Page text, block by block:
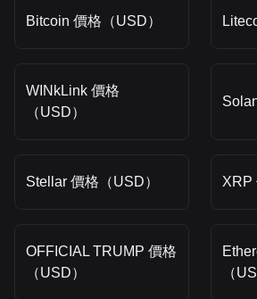
Bitcoin 價格（USD）
WINkLink 價格
（USD）
Stellar 價格（USD） XRP
OFFICIAL TRUMP 價格
（USD）
（